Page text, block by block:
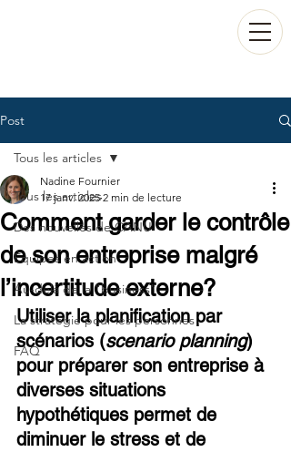
Post
Tous les articles
Des nouvelles de CANU
Équipes en action
Au-delà de la "business"
La stratégie pour les personnes
FAQ
Tous les articles
Comment garder le contrôle
de son entreprise malgré
l’incertitude externe?
Nadine Fournier
17 janv. 2025 2 min de lecture
Utiliser la planification par
scénarios (scenario planning)
pour préparer son entreprise à
diverses situations
hypothétiques permet de
diminuer le stress et de